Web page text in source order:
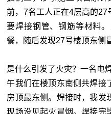
前，7名工人正在4层高的27
要焊接钢管、钢筋等材料
餐，随后发现27号楼顶东侧
是什么引发了火灾？一名电
午我们在楼顶东南侧共焊接
房顶最东侧。焊接时，我发
现场没见起火冒烟。焊接完